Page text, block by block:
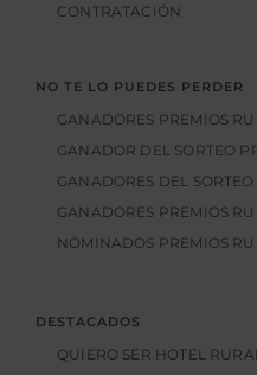
CONTRATACIÓN
NO TE LO PUEDES PERDER
GANADORES PREMIOS
GANADOR DEL SORTEO
GANADORES DEL
GANADORES PREMIOS
NOMINADOS PREMIOS
DESTACADOS
QUIERO SER HOTEL